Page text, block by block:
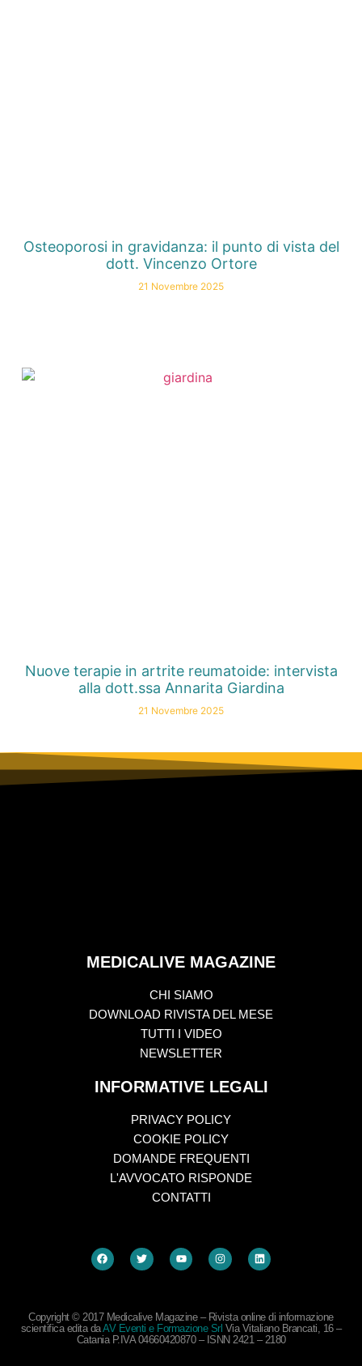
Osteoporosi in gravidanza: il punto di vista del
dott. Vincenzo Ortore
21 Novembre 2025
Nuove terapie in artrite reumatoide: intervista
alla dott.ssa Annarita Giardina
21 Novembre 2025
MEDICALIVE MAGAZINE
CHI SIAMO
DOWNLOAD RIVISTA DEL MESE
TUTTI I VIDEO
NEWSLETTER
INFORMATIVE LEGALI
PRIVACY POLICY
COOKIE POLICY
DOMANDE FREQUENTI
L'AVVOCATO RISPONDE
CONTATTI
Copyright © 2017 Medicalive Magazine – Rivista online di informazione
scientifica edita daAV Eventi e Formazione Srl Via Vitaliano Brancati, 16 –
Catania P.IVA 04660420870 – ISNN 2421 – 2180